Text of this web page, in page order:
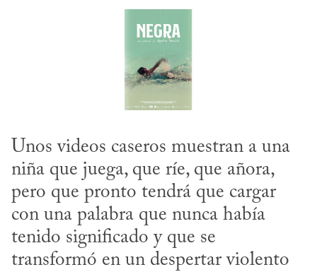
Unos videos caseros muestran a una
niña que juega, que ríe, que añora,
pero que pronto tendrá que cargar
con una palabra que nunca había
tenido significado y que se
transformó en un despertar violento